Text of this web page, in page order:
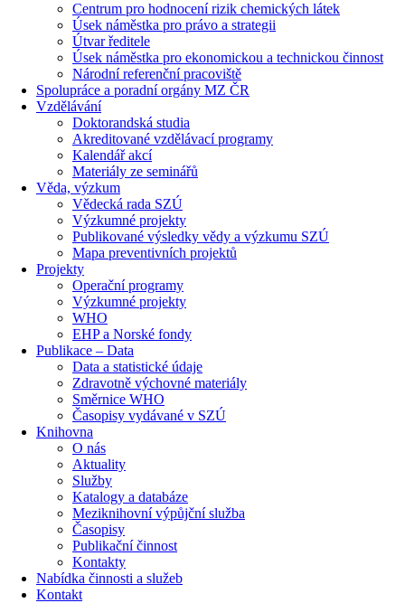
Centrum pro hodnocení rizik chemických látek
Úsek náměstka pro právo a strategii
Útvar ředitele
Úsek náměstka pro ekonomickou a technickou činnost
Národní referenční pracoviště
Spolupráce a poradní orgány MZ ČR
Vzdělávání
Doktorandská studia
Akreditované vzdělávací programy
Kalendář akcí
Materiály ze seminářů
Věda, výzkum
Vědecká rada SZÚ
Výzkumné projekty
Publikované výsledky vědy a výzkumu SZÚ
Mapa preventivních projektů
Projekty
Operační programy
Výzkumné projekty
WHO
EHP a Norské fondy
Publikace – Data
Data a statistické údaje
Zdravotně výchovné materiály
Směrnice WHO
Časopisy vydávané v SZÚ
Knihovna
O nás
Aktuality
Služby
Katalogy a databáze
Meziknihovní výpůjční služba
Časopisy
Publikační činnost
Kontakty
Nabídka činnosti a služeb
Kontakt